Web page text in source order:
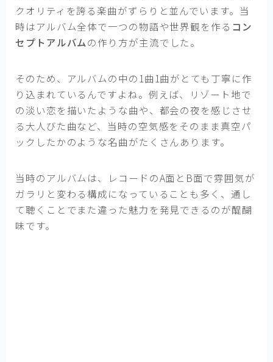
クオリティを誇る楽曲がずらりと並んでいます。当
時はアルバム全体で一つの物語や世界観を作る コン
セプトアルバムの作り方が主流でした。
そのため、アルバムの中の1曲1曲がとても丁寧に作
り込まれているんですよね。例えば、リゾート地で
の淡い恋を描いたような曲や、都会の夜を感じさせ
る大人びた曲など、当時の空気感をそのまま真空パ
ックしたかのような名曲がたくさんあります。
当時のアルバムは、レコードのA面とB面で雰囲気が
ガラリと変わる構成になっていることも多く、通し
て聴くことでまた違った魅力を発見できるのが醍醐
味です。